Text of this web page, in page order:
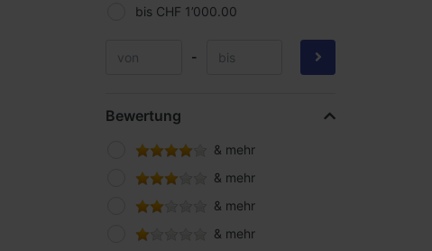
TecLine
Yellowdiving
bis CHF 1’000.00
-
Bewertung
& mehr
& mehr
& mehr
& mehr